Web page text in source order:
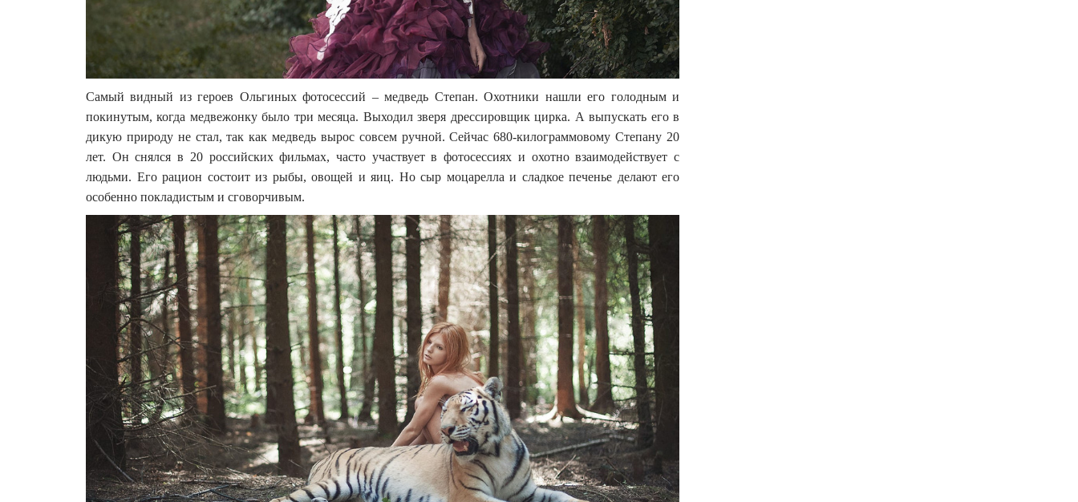
Самый видный из героев Ольгиных фотосессий – медведь Степан. Охотники нашли его голодным и
покинутым, когда медвежонку было три месяца. Выходил зверя дрессировщик цирка. А выпускать его в
дикую природу не стал, так как медведь вырос совсем ручной. Сейчас 680-килограммовому Степану 20
лет. Он снялся в 20 российских фильмах, часто участвует в фотосессиях и охотно взаимодействует с
людьми. Его рацион состоит из рыбы, овощей и яиц. Но сыр моцарелла и сладкое печенье делают его
особенно покладистым и сговорчивым.